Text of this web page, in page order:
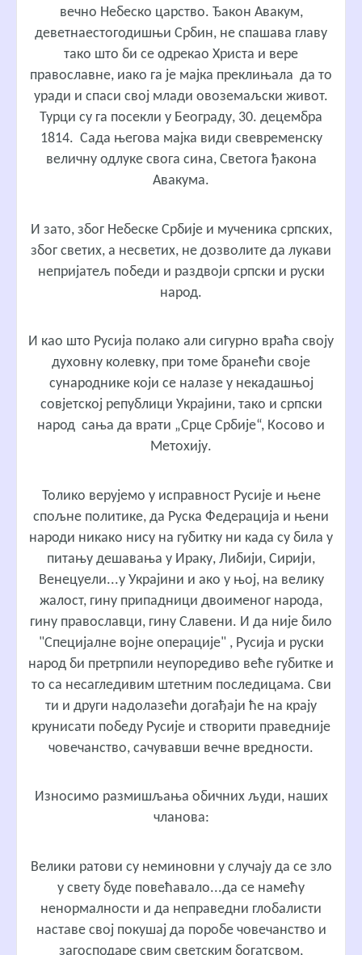
вечно Небеско царство. Ђакон Авакум,
деветнаестогодишњи Србин, не спашава главу
тако што би се одрекао Христа и вере
православне, иако га је мајка преклињала да то
уради и спаси свој млади овоземаљски живот.
Турци су га посекли у Београду, 30. децембра
1814. Сада његова мајка види свевременску
величну одлуке свога сина, Светога ђакона
Авакума.
И зато, због Небеске Србије и мученика српских,
због светих, а несветих, не дозволите да лукави
непријатељ победи и раздвоји српски и руски
народ.
И као што Русија полако али сигурно враћа своју
духовну колевку, при томе бранећи своје
сународнике који се налазе у некадашњој
совјетској републици Украјини, тако и српски
народ сања да врати „Срце Србије“, Косово и
Метохију.
Толико верујемо у исправност Русије и њене
спољне политике, да Руска Федерација и њени
народи никако нису на губитку ни када су била у
питању дешавања у Ираку, Либији, Сирији,
Венецуели...у Украјини и ако у њој, на велику
жалост, гину припадници двоименог народа,
гину православци, гину Славени. И да није било
"Специјалне војне операције" , Русија и руски
народ би претрпили неупоредиво веће губитке и
то са несагледивим штетним последицама. Сви
ти и други надолазећи догађаји ће на крају
крунисати победу Русије и створити праведније
човечанство, сачувавши вечне вредности.
Износимо размишљања обичних људи, наших
чланова:
Велики ратови су неминовни у случају да се зло
у свету буде повећавало...да се намећу
ненормалности и да неправедни глобалисти
наставе свој покушај да поробе човечанство и
загосподаре свим светским богатсвом,